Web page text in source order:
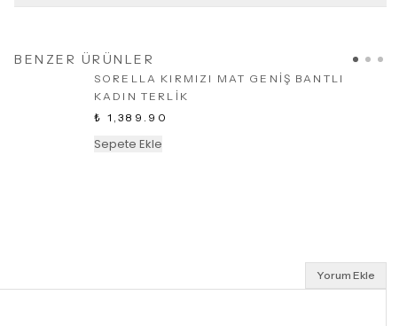
BENZER ÜRÜNLER
SORELLA KIRMIZI MAT GENİŞ BANTLI
KADIN TERLİK
₺ 1,389.90
Sepete Ekle
Yorum Ekle